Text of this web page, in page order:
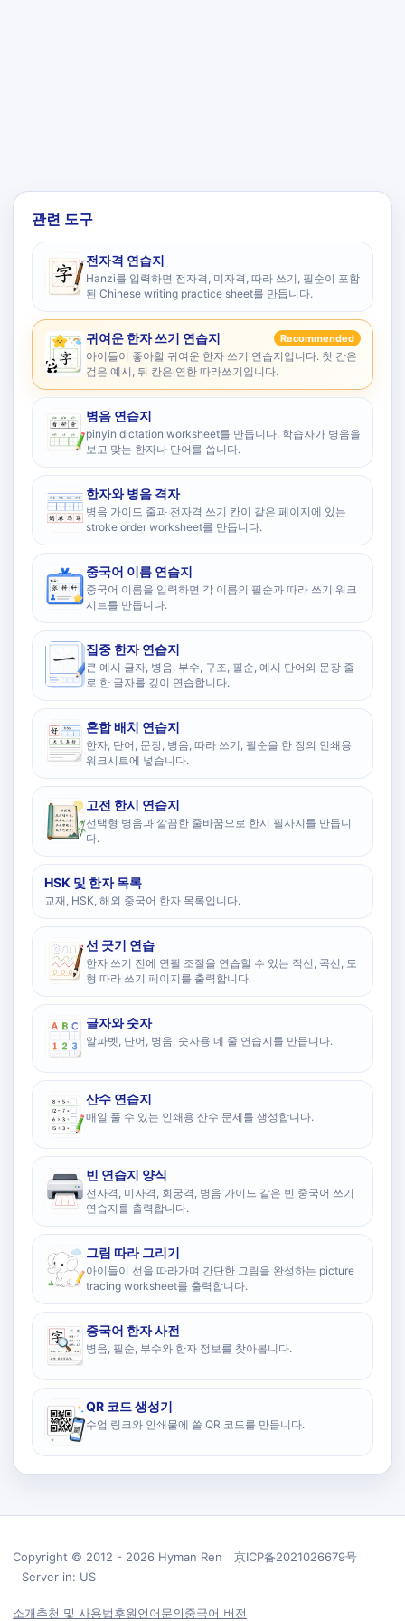
관련 도구
전자격 연습지
Hanzi를 입력하면 전자격, 미자격, 따라 쓰기, 필순이 포함
된 Chinese writing practice sheet를 만듭니다.
귀여운 한자 쓰기 연습지 Recommended
아이들이 좋아할 귀여운 한자 쓰기 연습지입니다. 첫 칸은
검은 예시, 뒤 칸은 연한 따라쓰기입니다.
병음 연습지
pinyin dictation worksheet를 만듭니다. 학습자가 병음을
보고 맞는 한자나 단어를 씁니다.
한자와 병음 격자
병음 가이드 줄과 전자격 쓰기 칸이 같은 페이지에 있는
stroke order worksheet를 만듭니다.
중국어 이름 연습지
중국어 이름을 입력하면 각 이름의 필순과 따라 쓰기 워크
시트를 만듭니다.
집중 한자 연습지
큰 예시 글자, 병음, 부수, 구조, 필순, 예시 단어와 문장 줄
로 한 글자를 깊이 연습합니다.
혼합 배치 연습지
한자, 단어, 문장, 병음, 따라 쓰기, 필순을 한 장의 인쇄용
워크시트에 넣습니다.
고전 한시 연습지
선택형 병음과 깔끔한 줄바꿈으로 한시 필사지를 만듭니
다.
HSK 및 한자 목록
교재, HSK, 해외 중국어 한자 목록입니다.
선 긋기 연습
한자 쓰기 전에 연필 조절을 연습할 수 있는 직선, 곡선, 도
형 따라 쓰기 페이지를 출력합니다.
글자와 숫자
알파벳, 단어, 병음, 숫자용 네 줄 연습지를 만듭니다.
산수 연습지
매일 풀 수 있는 인쇄용 산수 문제를 생성합니다.
빈 연습지 양식
전자격, 미자격, 회궁격, 병음 가이드 같은 빈 중국어 쓰기
연습지를 출력합니다.
그림 따라 그리기
아이들이 선을 따라가며 간단한 그림을 완성하는 picture
tracing worksheet를 출력합니다.
중국어 한자 사전
병음, 필순, 부수와 한자 정보를 찾아봅니다.
QR 코드 생성기
수업 링크와 인쇄물에 쓸 QR 코드를 만듭니다.
Copyright © 2012 - 2026 Hyman Ren 京ICP备2021026679号
Server in: US
소개추천 및 사용법후원언어문의중국어 버전